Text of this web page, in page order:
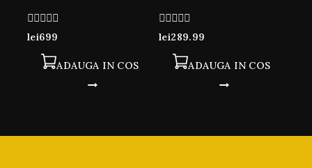
0
lei699
ADAUGA IN COS
0
lei289.99
ADAUGA IN COS